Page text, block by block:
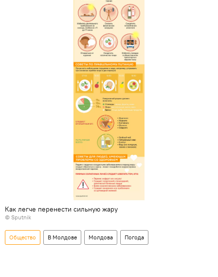
Как легче перенести сильную жару
© Sputnik
Общество В Молдове Молдова Погода